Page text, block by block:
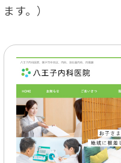
ます。）